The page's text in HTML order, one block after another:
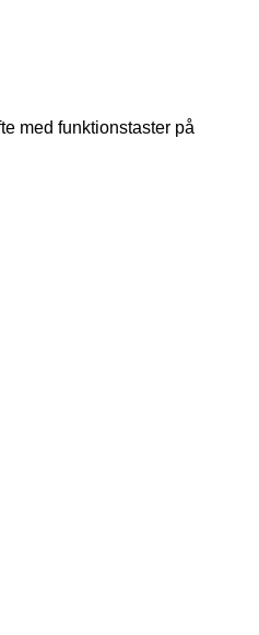
med funktionstaster på